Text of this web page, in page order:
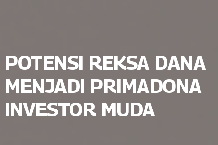
POTENSI REKSA DANA
MENJADI PRIMADONA
INVESTOR MUDA